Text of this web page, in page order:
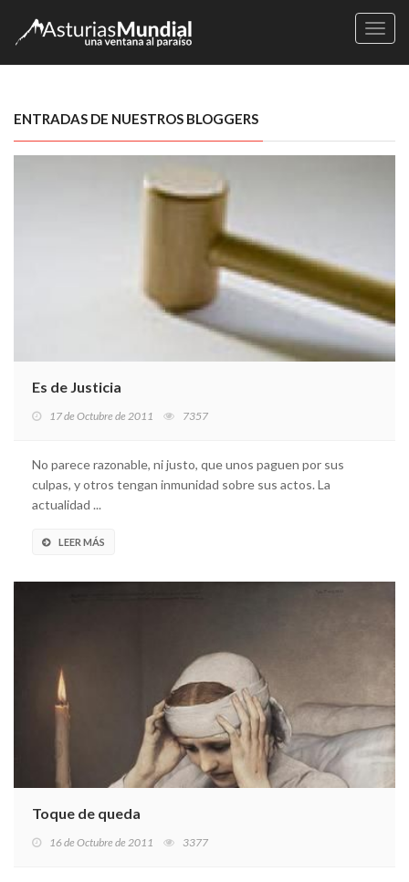
ENTRADAS DE NUESTROS BLOGGERS
Es de Justicia
17 de Octubre de 2011 7357
No parece razonable, ni justo, que unos paguen por sus
culpas, y otros tengan inmunidad sobre sus actos. La
actualidad ...
LEER MÁS
Toque de queda
16 de Octubre de 2011 3377